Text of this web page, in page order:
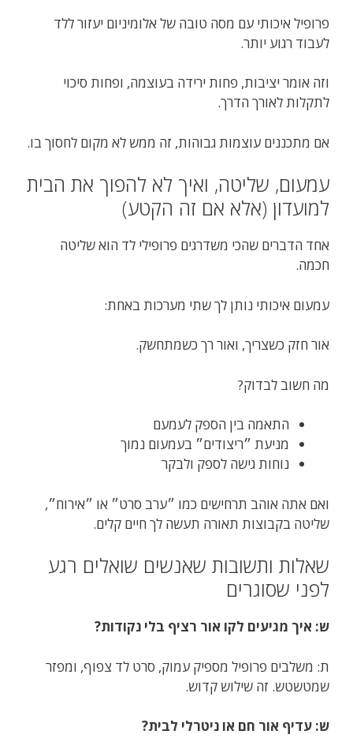
פרופיל איכותי עם מסה טובה של אלומיניום יעזור ללד
לעבוד רגוע יותר.
וזה אומר יציבות, פחות ירידה בעוצמה, ופחות סיכוי
לתקלות לאורך הדרך.
אם מתכננים עוצמות גבוהות, זה ממש לא מקום לחסוך בו.
עמעום, שליטה, ואיך לא להפוך את הבית
למועדון (אלא אם זה הקטע)
אחד הדברים שהכי משדרגים פרופילי לד הוא שליטה
חכמה.
עמעום איכותי נותן לך שתי מערכות באחת:
אור חזק כשצריך, ואור רך כשמתחשק.
מה חשוב לבדוק?
התאמה בין הספק לעמעם
מניעת ״ריצודים״ בעמעום נמוך
נוחות גישה לספק ולבקר
ואם אתה אוהב תרחישים כמו ״ערב סרט״ או ״אירוח״,
שליטה בקבוצות תאורה תעשה לך חיים קלים.
שאלות ותשובות שאנשים שואלים רגע
לפני שסוגרים
ש: איך מגיעים לקו אור רציף בלי נקודות?
ת: משלבים פרופיל מספיק עמוק, סרט לד צפוף, ומפזר
שמטשטש. זה שילוש קדוש.
ש: עדיף אור חם או ניטרלי לבית?